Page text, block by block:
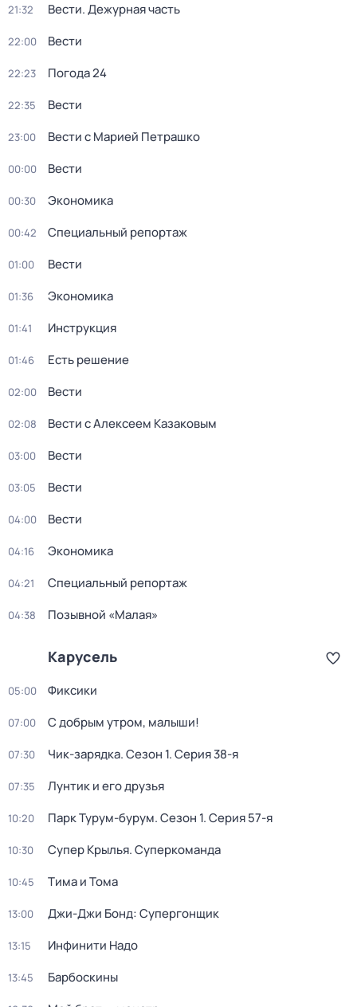
21:32 Вести. Дежурная часть
22:00 Вести
22:23 Погода 24
22:35 Вести
23:00 Вести с Марией Петрашко
00:00 Вести
00:30 Экономика
00:42 Специальный репортаж
01:00 Вести
01:36 Экономика
01:41 Инструкция
01:46 Есть решение
02:00 Вести
02:08 Вести с Алексеем Казаковым
03:00 Вести
03:05 Вести
04:00 Вести
04:16 Экономика
04:21 Специальный репортаж
04:38 Позывной «Малая»
Карусель
05:00 Фиксики
07:00 С добрым утром, малыши!
07:30 Чик-зарядка. Сезон 1. Серия 38-я
07:35 Лунтик и его друзья
10:20 Парк Турум-бурум. Сезон 1. Серия 57-я
10:30 Супер Крылья. Суперкоманда
10:45 Тима и Тома
13:00 Джи-Джи Бонд: Супергонщик
13:15 Инфинити Надо
13:45 Барбоскины